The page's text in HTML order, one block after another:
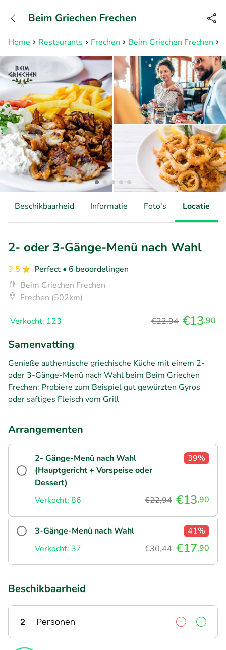
Bereikbaar tot 23:00 uur
Home Restaurants Frechen Beim Griechen Frechen
Beim Griechen Frechen
Beschikbaarheid Informatie Foto's Locatie
2- oder 3-Gänge-Menü nach Wahl
9.5 Perfect • 6 beoordelingen
Beim Griechen Frechen
Frechen (502km)
Verkocht: 123 €22,94 €13,90
Samenvatting
Genieße authentische griechische Küche mit einem 2-
oder 3-Gänge-Menü nach Wahl beim Beim Griechen
Frechen: Probiere zum Beispiel gut gewürzten Gyros
oder saftiges Fleisch vom Grill
Arrangementen
2- Gänge-Menü nach Wahl
(Hauptgericht + Vorspeise oder
Dessert)
39%
Verkocht: 86 €22,94 €13,90
3-Gänge-Menü nach Wahl
41%
Verkocht: 37
€30,44 €17,90
Beschikbaarheid
2 Personen